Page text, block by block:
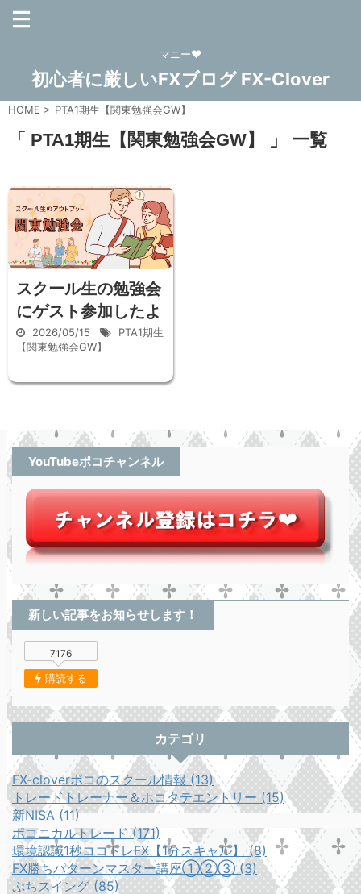
マニー❤
初心者に厳しいFXブログ FX-Clover
HOME > PTA1期生【関東勉強会GW】
「 PTA1期生【関東勉強会GW】 」 一覧
スクール生の勉強会
にゲスト参加したよ
2026/05/15
PTA1期生
【関東勉強会GW】
YouTubeポコチャンネル
新しい記事をお知らせします！
7176
購読する
カテゴリ
FX-cloverポコのスクール情報 (13)
トレードトレーナー＆ホコタテエントリー (15)
新NISA (11)
ポコニカルトレード (171)
環境認識1秒ココトレFX【1分スキャル】 (8)
FX勝ちパターンマスター講座①②③ (3)
ぷちスイング (85)